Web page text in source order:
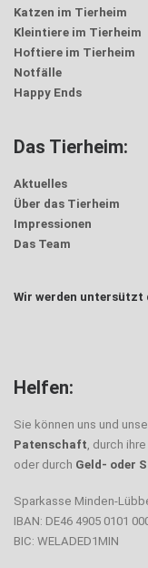
Katzen im Tierheim
Kleintiere im Tierheim
Hoftiere im Tierheim
Notfälle
Happy Ends
Das Tierheim:
Aktuelles
Über das Tierheim
Impressionen
Das Team
Wir werden untersützt
Helfen:
Sie können uns und
Patenschaft, durch ihre
oder durch Geld- oder
Sparkasse Minden-
IBAN: DE46 4905 0101
BIC: WELADED1MIN